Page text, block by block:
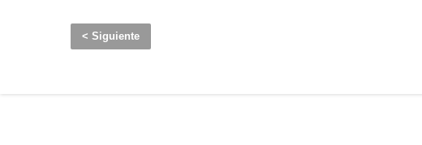
< Siguiente